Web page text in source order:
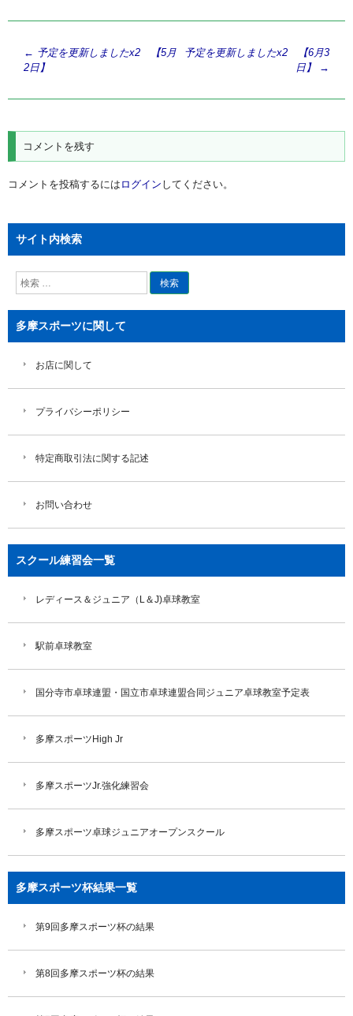
ナ
ゲ
← 予定を更新しましたx2 【5月
2日】
予定を更新しましたx2 【6月3
日】
→
コメントを残す
コメントを投稿するには ログイン してください。
サイト内検索
検
索
多摩スポーツに関して
お店に関して
プライバシーポリシー
特定商取引法に関する記述
お問い合わせ
スクール練習会一覧
レディース＆ジュニア（L＆J)卓球教室
駅前卓球教室
国分寺市卓球連盟・国立市卓球連盟合同ジュニア卓球教室予定表
多摩スポーツHigh Jr
多摩スポーツJr.強化練習会
多摩スポーツ卓球ジュニアオープンスクール
多摩スポーツ杯結果一覧
第9回多摩スポーツ杯の結果
第8回多摩スポーツ杯の結果